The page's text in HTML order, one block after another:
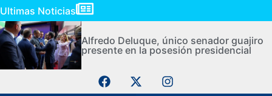
Ultimas Noticias
Alfredo Deluque, único senador guajiro
presente en la posesión presidencial